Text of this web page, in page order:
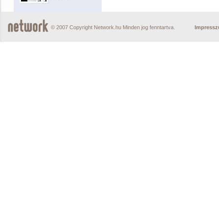
© 2007 Copyright Network.hu Minden jog fenntartva.